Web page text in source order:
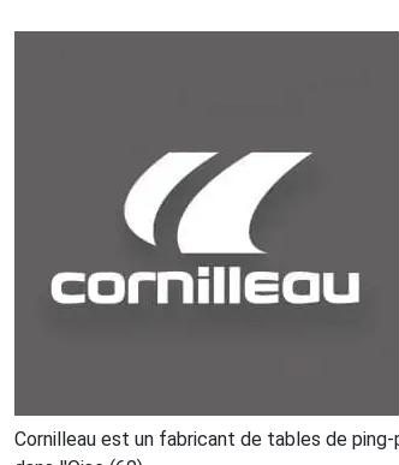
Cornilleau est un fabricant de tables de